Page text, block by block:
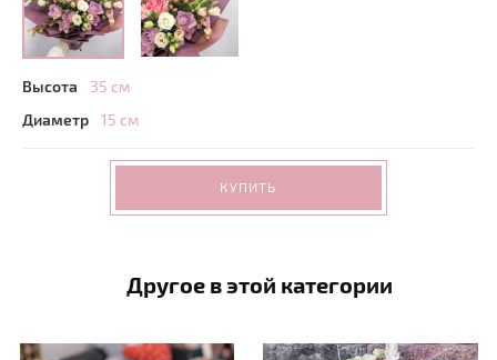
Высота
35 см
Диаметр
15 см
КУПИТЬ
Другое в этой категории